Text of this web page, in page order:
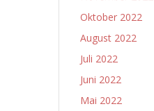
Oktober 2022
August 2022
Juli 2022
Juni 2022
Mai 2022